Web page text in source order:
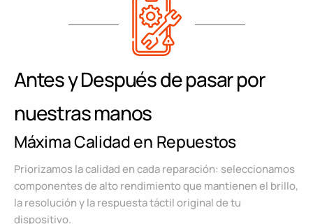
Antes y Después de pasar por
nuestras manos
Máxima Calidad en Repuestos
Priorizamos la calidad en cada reparación: seleccionamos
componentes de alto rendimiento que mantienen el brillo,
la resolución y la respuesta táctil original de tu
dispositivo.